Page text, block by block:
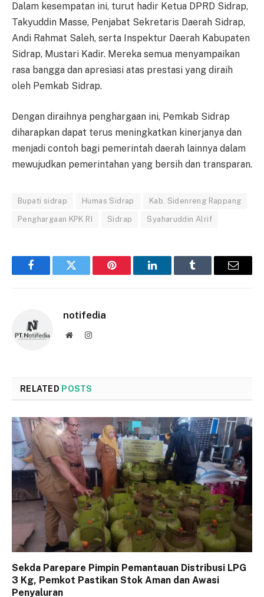
Dalam kesempatan ini, turut hadir Ketua DPRD Sidrap,
Takyuddin Masse, Penjabat Sekretaris Daerah Sidrap,
Andi Rahmat Saleh, serta Inspektur Daerah Kabupaten
Sidrap, Mustari Kadir. Mereka semua menyampaikan
rasa bangga dan apresiasi atas prestasi yang diraih
oleh Pemkab Sidrap.
Dengan diraihnya penghargaan ini, Pemkab Sidrap
diharapkan dapat terus meningkatkan kinerjanya dan
menjadi contoh bagi pemerintah daerah lainnya dalam
mewujudkan pemerintahan yang bersih dan transparan.
Bupati sidrap Humas Sidrap Kab. Sidenreng Rappang
Penghargaan KPK RI Sidrap Syaharuddin Alrif
FacebookTwitter Pinterest LinkedInTumblr Email
notifedia
WebsiteInstagram
RELATED POSTS
Sekda Parepare Pimpin Pemantauan Distribusi LPG
3 Kg, Pemkot Pastikan Stok Aman dan Awasi
Penyaluran